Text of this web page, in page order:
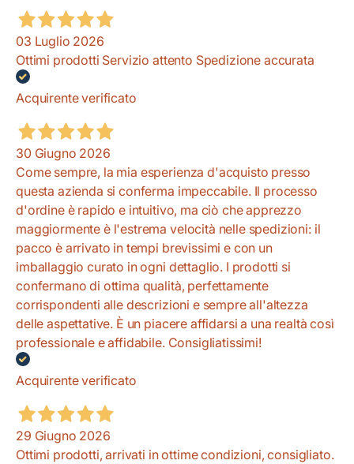
03 Luglio 2026
Ottimi prodotti Servizio attento Spedizione accurata
Acquirente verificato
30 Giugno 2026
Come sempre, la mia esperienza d'acquisto presso
questa azienda si conferma impeccabile. Il processo
d'ordine è rapido e intuitivo, ma ciò che apprezzo
maggiormente è l'estrema velocità nelle spedizioni: il
pacco è arrivato in tempi brevissimi e con un
imballaggio curato in ogni dettaglio. I prodotti si
confermano di ottima qualità, perfettamente
corrispondenti alle descrizioni e sempre all'altezza
delle aspettative. È un piacere affidarsi a una realtà così
professionale e affidabile. Consigliatissimi!
Acquirente verificato
29 Giugno 2026
Ottimi prodotti, arrivati in ottime condizioni, consigliato.